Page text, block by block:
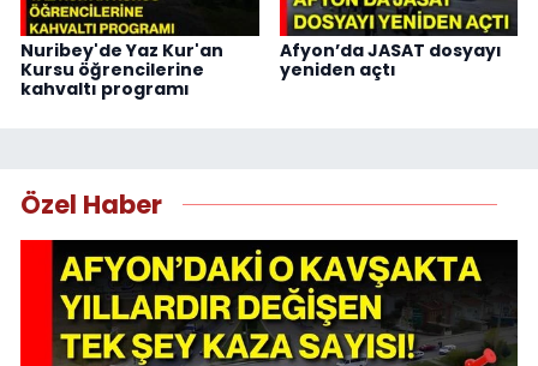
Nuribey'de Yaz Kur'an
Kursu öğrencilerine
kahvaltı programı
Afyon’da JASAT dosyayı
yeniden açtı
Özel Haber